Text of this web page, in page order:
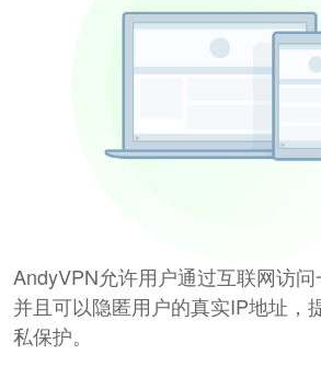
AndyVPN允许用户通过互联网访问
并且可以隐匿用户的真实IP地址，
私保护。